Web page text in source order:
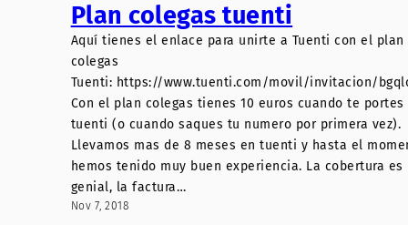
Plan colegas tuenti
Aquí tienes el enlace para unirte a Tuenti con el plan
colegas
Tuenti: https://www.tuenti.com/movil/invitacion/
Con el plan colegas tienes 10 euros cuando te portes
tuenti (o cuando saques tu numero por primera vez).
Llevamos mas de 8 meses en tuenti y hasta el
hemos tenido muy buen experiencia. La cobertura es
genial, la factura…
Nov 7, 2018